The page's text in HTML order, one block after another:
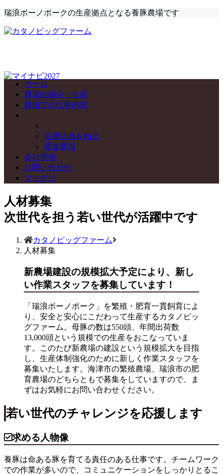
瑞浪ボーノポークの生産拠点となる養豚農場です
ホーム
農場の紹介・生産
農場での仕事内容
先輩社員を知る
募集要項
会社情報
お問い合わせ
マイナビ
人材募集
次世代を担う若い世代が活躍中です
カタノピッグファーム
人材募集
新農場建設の規模拡大予定により、新し
い作業スタッフを募集しています！
「瑞浪ボーノポーク」を繁殖・肥育一貫飼育によ
り、安全と安心にこだわって生産するカタノピッ
グファーム。母豚の数は550頭、年間出荷数
13,000頭という規模での生産をおこなっていま
す。このたび新農場の建設という規模拡大を目指
し、生産体制強化のために新しく作業スタッフを
募集いたします。海津市の繁殖農場、瑞浪市の肥
育農場のどちらともで募集をしていますので、ま
ずはお気軽にお問い合わせください。
若い世代のチャレンジを応援します
求める人物像
養豚は命ある豚を育てる責任のある仕事です。チームワーク
での作業が多いので、コミュニケーションをしっかりとるこ